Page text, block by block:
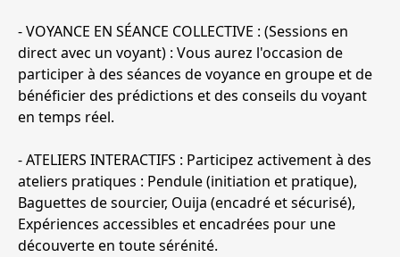
- VOYANCE EN SÉANCE COLLECTIVE : (Sessions en
direct avec un voyant) : Vous aurez l'occasion de
participer à des séances de voyance en groupe et de
bénéficier des prédictions et des conseils du voyant
en temps réel.
- ATELIERS INTERACTIFS : Participez activement à des
ateliers pratiques : Pendule (initiation et pratique),
Baguettes de sourcier, Ouija (encadré et sécurisé),
Expériences accessibles et encadrées pour une
découverte en toute sérénité.